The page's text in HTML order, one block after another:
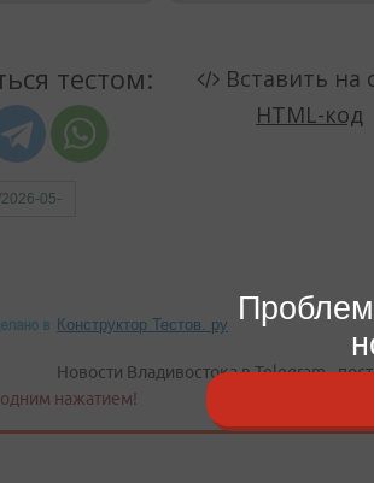
Конструктор Тестов. ру
Новости Владивостока в Telegram -
нажатием!